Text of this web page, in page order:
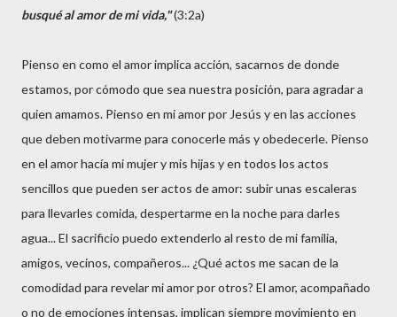
busqué al amor de mi vida,"(3:2a)
Pienso en como el amor implica acción, sacarnos de donde
estamos, por cómodo que sea nuestra posición, para agradar a
quien amamos. Pienso en mi amor por Jesús y en las acciones
que deben motivarme para conocerle más y obedecerle. Pienso
en el amor hacía mi mujer y mis hijas y en todos los actos
sencillos que pueden ser actos de amor: subir unas escaleras
para llevarles comida, despertarme en la noche para darles
agua... El sacrificio puedo extenderlo al resto de mi familia,
amigos, vecinos, compañeros... ¿Qué actos me sacan de la
comodidad para revelar mi amor por otros? El amor, acompañado
o no de emociones intensas, implican siempre movimiento en